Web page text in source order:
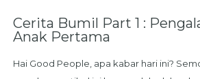
Cerita Bumil Part 1 :
Anak Pertama
Hai Good People, apa kabar hari ini?